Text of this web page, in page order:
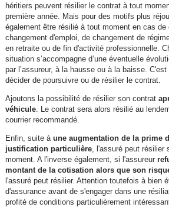
héritiers peuvent résilier le contrat à tout
première année. Mais pour des motifs plus
également être résilié à tout moment en cas de
changement d'emploi, de changement de
en retraite ou de fin d'activité professionnelle.
situation s’accompagne d’une éventuelle
par l’assureur, à la hausse ou à la baisse.
décider de poursuivre ou de résilier le contrat.
Ajoutons la possibilité de résilier son contrat
véhicule. Le contrat sera alors résilié au
courrier recommandé.
Enfin, suite à une augmentation de la prime
justification particulière, l'assuré peut résilier
moment. A l'inverse également, si l'assureur
montant de la cotisation alors que son
l'assuré peut résilier. Attention toutefois à bien
d'assurance avant de s'engager dans une
profité de conditions particulièrement